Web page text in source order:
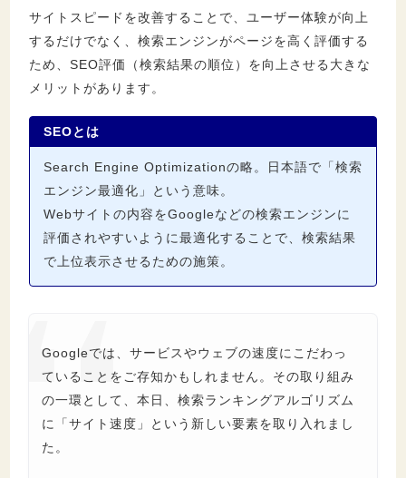
サイトスピードを改善することで、ユーザー体験が向上
するだけでなく、検索エンジンがページを高く評価する
ため、SEO評価（検索結果の順位）を向上させる大きな
メリットがあります。
SEOとは
Search Engine Optimizationの略。日本語で「検索
エンジン最適化」という意味。
Webサイトの内容をGoogleなどの検索エンジンに
評価されやすいように最適化することで、検索結果
で上位表示させるための施策。
Googleでは、サービスやウェブの速度にこだわっ
ていることをご存知かもしれません。その取り組み
の一環として、本日、検索ランキングアルゴリズム
に「サイト速度」という新しい要素を取り入れまし
た。